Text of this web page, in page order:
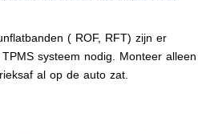
( ROF, RFT) zijn er
systeem nodig. Monteer alleen
al op de auto zat.